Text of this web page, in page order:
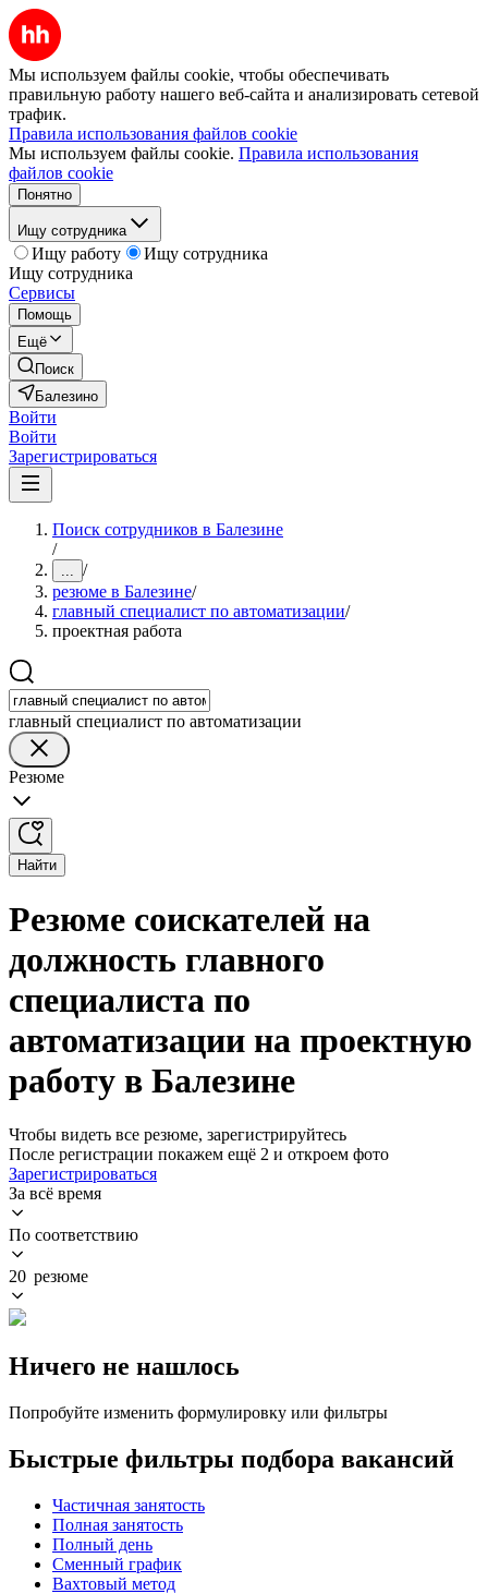
Мы используем файлы cookie, чтобы обеспечивать
правильную работу нашего веб-сайта и анализировать сетевой
трафик.
Правила использования файлов cookie
Мы используем файлы cookie. Правила использования
файлов cookie
Понятно
Ищу сотрудника
Ищу работу
Ищу сотрудника
Ищу сотрудника
Сервисы
Помощь
Ещё
Поиск
Балезино
Войти
Войти
Зарегистрироваться
Поиск сотрудников в Балезине
/
... /
резюме в Балезине/
главный специалист по автоматизации/
проектная работа
главный специалист по автоматизации
Резюме
Найти
Резюме соискателей на
должность главного
специалиста по
автоматизации на проектную
работу в Балезине
Чтобы видеть все резюме, зарегистрируйтесь
После регистрации покажем ещё 2 и откроем фото
Зарегистрироваться
За всё время
По соответствию
20 резюме
Ничего не нашлось
Попробуйте изменить формулировку или фильтры
Быстрые фильтры подбора вакансий
Частичная занятость
Полная занятость
Полный день
Сменный график
Вахтовый метод